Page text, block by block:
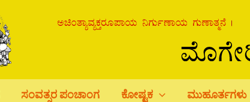
ಸಂವತ್ಸರ ಪಂಚಾಂಗ ಕೋಷ್ಟಕ ಮುಹೂರ್ತಗಳು